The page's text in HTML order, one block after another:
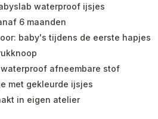
waterproof ijsjes
6 maanden
baby's tijdens de eerste hapjes
afneembare stof
met gekleurde ijsjes
in eigen atelier